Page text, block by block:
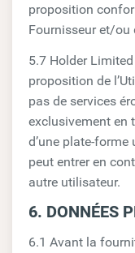
proposition
Fournisseur et/ou
5.7 Holder
proposition de
pas de services
exclusivement en
d’une plate-
peut entrer en
autre utilisateur.
6. DONNÉES
6.1 Avant la